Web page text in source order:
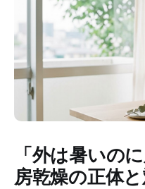
「外は暑いの
房乾燥の正体